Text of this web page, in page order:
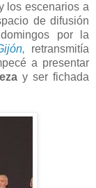
los escenarios a
de difusión
por la
retransmitía
a presentar
y ser fichada